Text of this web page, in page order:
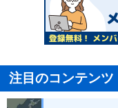
注目のコンテンツ